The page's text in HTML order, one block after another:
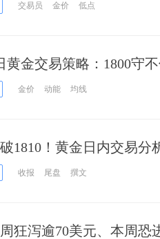
交易员 金价 低点
黄金交易策略：1800守
金价 动能 均线
1810！黄金日内交易分
跌近20美元
收报 尾盘 撰文
狂泻逾70美元、本周恐